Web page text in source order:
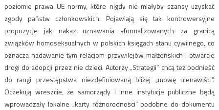
poziomie prawa UE normy, które nigdy nie miałyby szansy uzyskać
zgody państw członkowskich. Pojawiają się tak kontrowersyjne
propozycje jak nakaz uznawania sformalizowanych za granicą
związków homoseksualnych w polskich księgach stanu cywilnego, co
oznacza nadawanie tym relacjom przywilejów małżeńskich i otwarcie
drogi do adopcji przez nie dzieci. Autorzy „Strategii” chcą też podnieść
do rangi przestępstwa niezdefiniowaną bliżej „mowę nienawiści”.
Oczekują wreszcie, że samorządy i inne instytucje publiczne będą
wprowadzały lokalne „karty różnorodności” podobne do dokumentu